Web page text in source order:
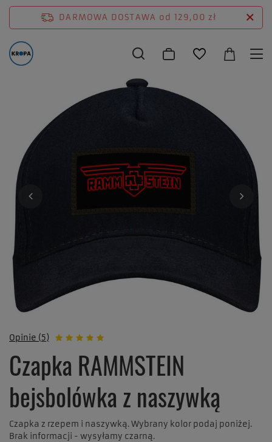
DARMOWA DOSTAWA od 129,00 zł
Opinie (5)
Czapka RAMMSTEIN
bejsbolówka z naszywką
Czapka z rzepem i naszywką. Wybrany kolor podaj poniżej.
Brak informacji - wysyłamy czarną.